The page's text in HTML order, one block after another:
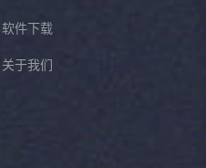
软件下载
关于我们